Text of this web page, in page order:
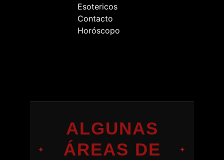
Esotericos
Contacto
Horóscopo
✦
ALGUNAS
ÁREAS DE
✦